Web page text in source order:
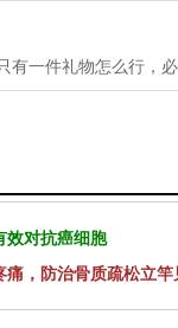
有一件礼物怎么行，
效对抗癌细胞
，防治骨质疏松立竿